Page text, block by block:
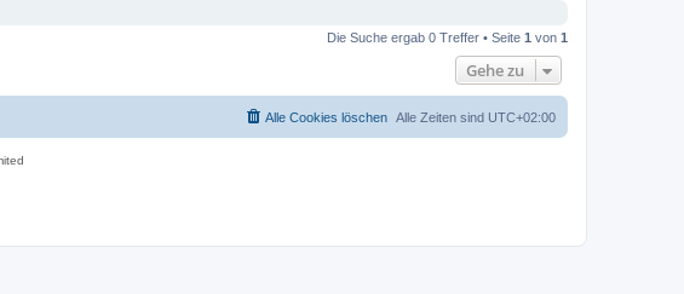
Die Suche ergab 0 Treffer • Seite 1 von 1
Gehe zu
Alle Zeiten sind UTC+02:00
Alle Cookies löschen